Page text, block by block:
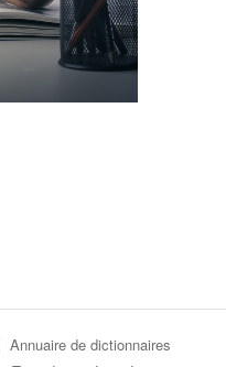
Annuaire de dictionnaires